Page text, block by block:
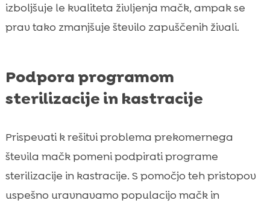
izboljšuje le kvaliteta življenja mačk, ampak se
prav tako zmanjšuje število zapuščenih živali.
Podpora programom
sterilizacije in kastracije
Prispevati k rešitvi problema prekomernega
števila mačk pomeni podpirati programe
sterilizacije in kastracije. S pomočjo teh pristopov
uspešno uravnavamo populacijo mačk in